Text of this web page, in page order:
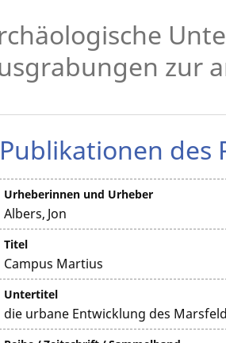
zur
Publikationen des
Urheberinnen und Urheber
Albers, Jon
Titel
Campus Martius
Untertitel
die urbane Entwicklung des